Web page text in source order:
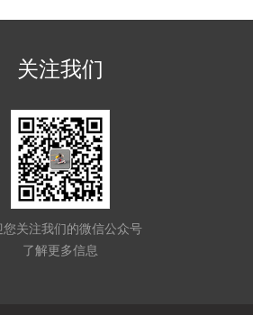
关注我们
您关注我们的微信公众号
了解更多信息